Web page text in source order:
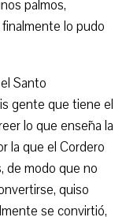
palmos,
lo pudo
Santo
gente que tiene el
lo que enseña la
la que el Cordero
de modo que no
quiso
se convirtió,